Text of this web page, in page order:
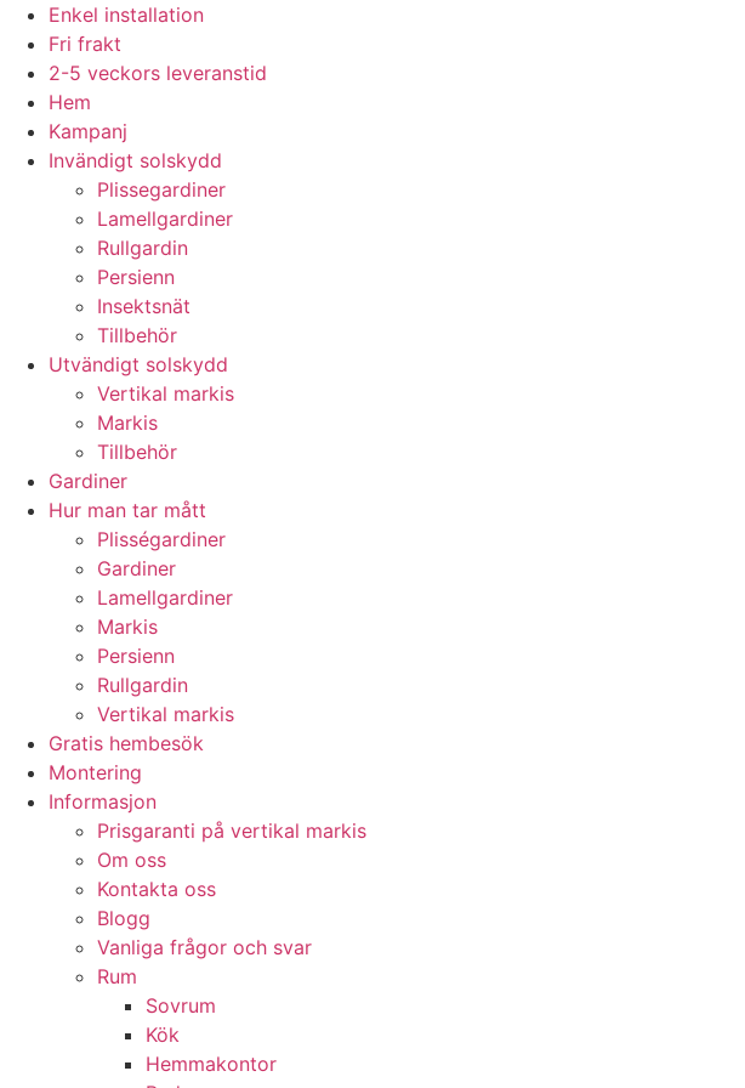
Hoppa
innehåll
Enkel installation
Fri frakt
2-5 veckors leveranstid
Hem
Kampanj
Invändigt solskydd
Plissegardiner
Lamellgardiner
Rullgardin
Persienn
Insektsnät
Tillbehör
Utvändigt solskydd
Vertikal markis
Markis
Tillbehör
Gardiner
Hur man tar mått
Plisségardiner
Gardiner
Lamellgardiner
Markis
Persienn
Rullgardin
Vertikal markis
Gratis hembesök
Montering
Informasjon
Prisgaranti på vertikal markis
Om oss
Kontakta oss
Blogg
Vanliga frågor och svar
Rum
Sovrum
Kök
Hemmakontor